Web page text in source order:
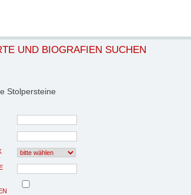
UND BIOGRAFIEN SUCHEN
Stolpersteine